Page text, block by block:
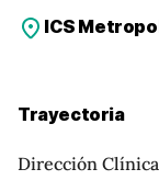
ICS
Trayectoria
Dirección